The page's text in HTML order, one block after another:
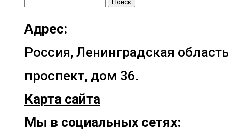
Адрес:
Россия, Ленинградская
проспект, дом 36.
Карта сайта
Мы в социальных сетях: